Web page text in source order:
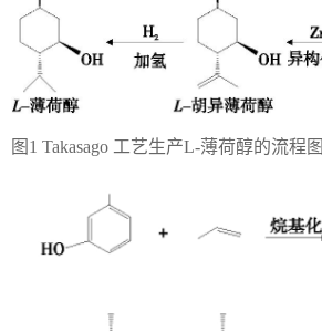
图1 Takasago 工艺生产L-薄荷醇的流程图